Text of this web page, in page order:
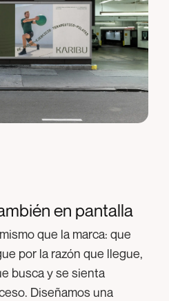
en pantalla
que la marca: que
por la razón que llegue,
busca y se sienta
Diseñamos una